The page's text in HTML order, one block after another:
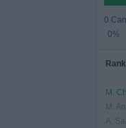
0
0%
M.
M.
A.